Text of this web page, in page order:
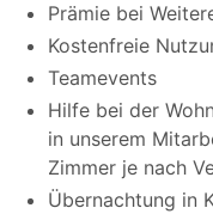
Prämie bei
Kostenfreie
Teamevents
Hilfe bei der
in unserem
Zimmer je nach
Übernachtung in